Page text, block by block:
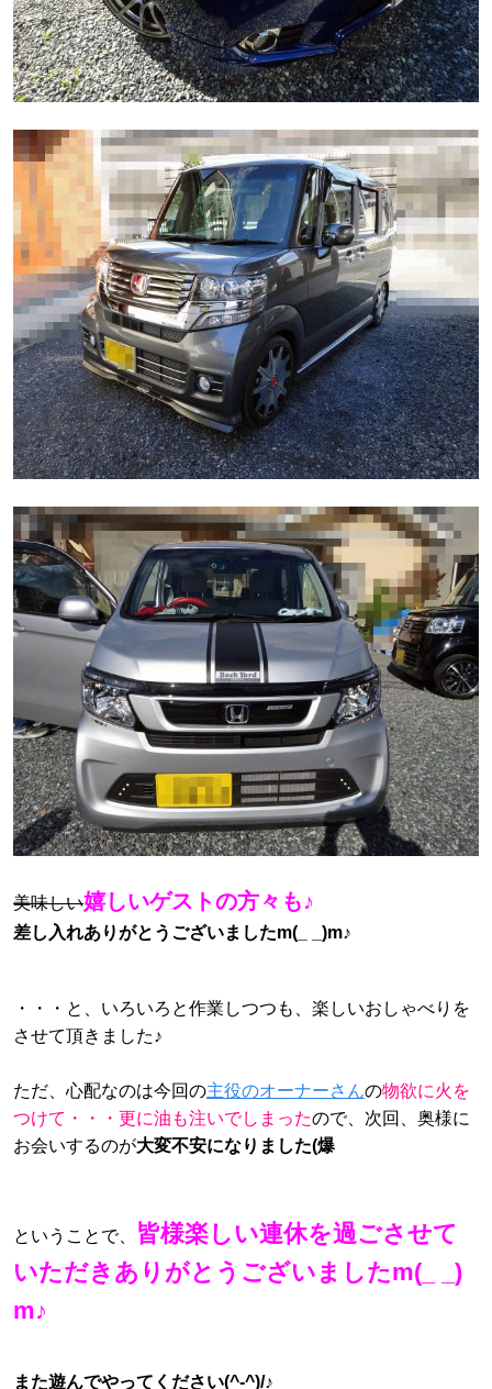
美味しい嬉しいゲストの方々も♪
差し入れありがとうございましたm(_ _)m♪
・・・と、いろいろと作業しつつも、楽しいおしゃべりを
させて頂きました♪
ただ、心配なのは今回の主役のオーナーさんの物欲に火を
つけて・・・更に油も注いでしまったので、次回、奥様に
お会いするのが大変不安になりました(爆
ということで、
皆様楽しい連休を過ごさせて
いただきありがとうございましたm(_ _)
m♪
また遊んでやってください(^-^)/♪